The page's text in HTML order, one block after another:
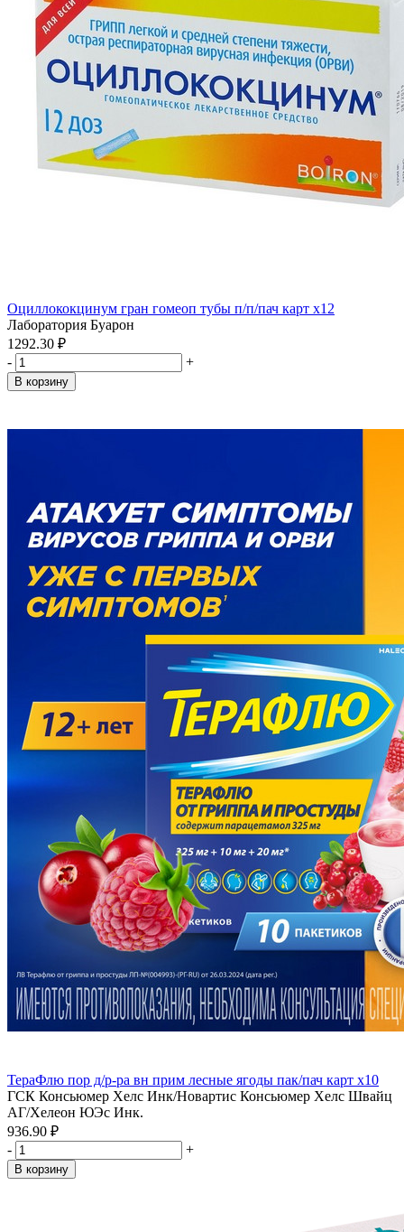
Оциллококцинум гран гомеоп тубы п/п/пач карт x12
Лаборатория Буарон
1292.30 ₽
-
+
В корзину
ТераФлю пор д/р-ра вн прим лесные ягоды пак/пач карт x10
ГСК Консьюмер Хелс Инк/Новартис Консьюмер Хелс Швайц
АГ/Хелеон ЮЭс Инк.
936.90 ₽
-
+
В корзину